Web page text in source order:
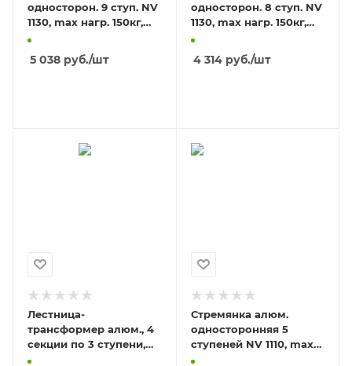
односторон. 9 ступ. NV
1130, max нагр. 150кг,
высота площадки 1,94м
5 038 руб./шт
односторон. 8 ступ. NV
1130, max нагр. 150кг,
высота площадки 1,70м
4 314руб./шт
Лестница-
трансформер алюм., 4
секции по 3 ступени,
NV1320, ширина 340
Стремянка алюм.
односторонняя 5
ступеней NV 1110, max
нагрузка 150кг, высота